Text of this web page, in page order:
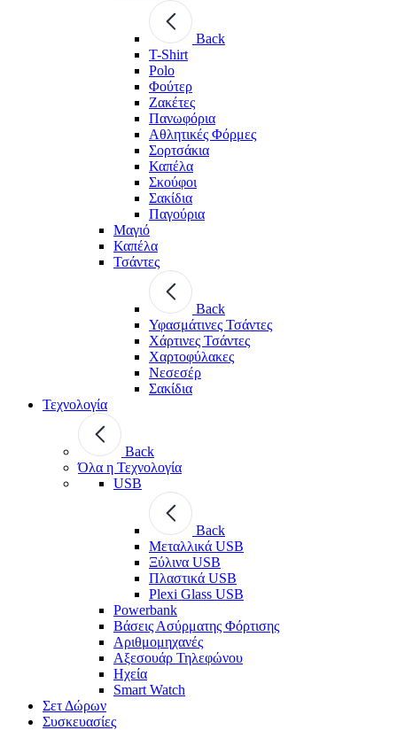
Back
T-Shirt
Polo
Φούτερ
Ζακέτες
Πανωφόρια
Αθλητικές Φόρμες
Σορτσάκια
Καπέλα
Σκούφοι
Σακίδια
Παγούρια
Μαγιό
Καπέλα
Τσάντες
Back
Υφασμάτινες Τσάντες
Χάρτινες Τσάντες
Χαρτοφύλακες
Νεσεσέρ
Σακίδια
Τεχνολογία
Back
Όλα η Τεχνολογία
USB
Back
Μεταλλικά USB
Ξύλινα USB
Πλαστικά USB
Plexi Glass USB
Powerbank
Βάσεις Ασύρματης Φόρτισης
Αριθμομηχανές
Αξεσουάρ Τηλεφώνου
Ηχεία
Smart Watch
Σετ Δώρων
Συσκευασίες